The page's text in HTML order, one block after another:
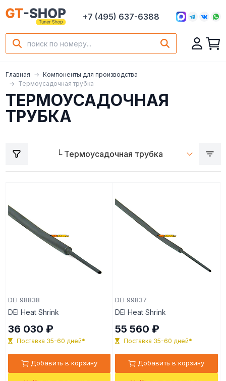
+7 (495) 637-6388
Главная
Компоненты для производства
Термоусадочная трубка
ТЕРМОУСАДОЧНАЯ
ТРУБКА
DEI 98838
DEI Heat Shrink
36 030 ₽
Поставка 35-60 дней*
Добавить в корзину
DEI 99837
DEI Heat Shrink
55 560 ₽
Поставка 35-60 дней*
Добавить в корзину